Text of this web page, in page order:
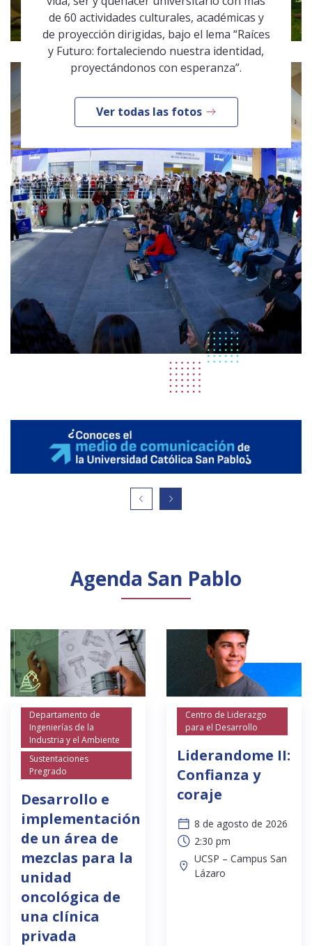
de 60 actividades culturales, académicas y
de proyección dirigidas, bajo el lema “Raíces
y Futuro: fortaleciendo nuestra identidad,
proyectándonos con esperanza”.
Ver todas las fotos
Agenda San Pablo
Departamento de
Ingenierías de la
Industria y el Ambiente
Sustentaciones
Pregrado
Desarrollo e
implementación
de un área de
mezclas para la
unidad
oncológica de
una clínica
privada
Centro de Liderazgo
para el Desarrollo
Liderandome II:
Confianza y
coraje
8 de agosto de 2026
2:30 pm
UCSP – Campus San
Lázaro